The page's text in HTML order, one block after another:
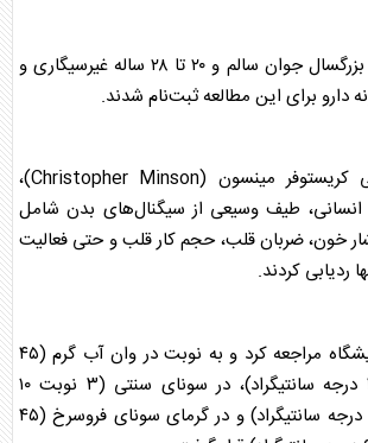
گروهی متشکل از ۲۰ بزرگسال جوان سالم و ۲۰ تا ۲۸ ساله غیرسیگاری و
دارو برای این مطالعه ثبت‌نام شدند.
محققان با راهنمایی کریستوفر مینسون (Christopher Minson)،
طیف وسیعی از سیگنال‌های بدن شامل
خون، ضربان قلب، حجم کار قلب و حتی فعالیت
ردیابی کردند.
هر فرد ۱۰ بار به آزمایشگاه مراجعه کرد و به نوبت در وان آب گرم (۴۵
سونا
ی سنتی (۳ نوبت ۱۰
سونا
ی فروسرخ (۴۵